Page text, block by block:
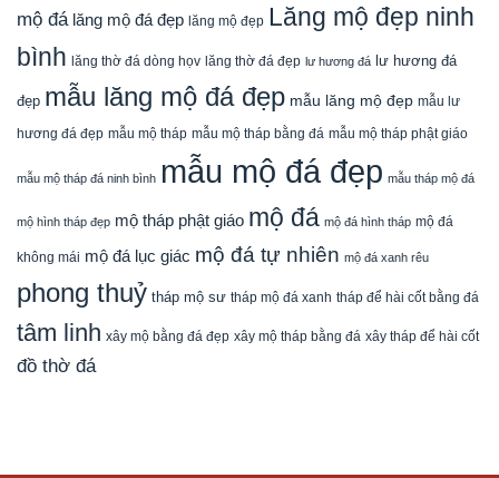
mộ đá lăng mộ đá đẹp lăng mộ đẹp Lăng mộ đẹp ninh
bình lăng thờ đá dòng họv lăng thờ đá đẹp lư hương đá lư hương đá
đẹp mẫu lăng mộ đá đẹp mẫu lăng mộ đẹp mẫu lư
hương đá đẹp mẫu mộ tháp mẫu mộ tháp bằng đá mẫu mộ tháp phật giáo
mẫu mộ tháp đá ninh bình mẫu mộ đá đẹp mẫu tháp mộ đá
mộ hình tháp đẹp mộ tháp phật giáo mộ đá mộ đá hình tháp mộ đá
không mái mộ đá lục giác mộ đá tự nhiên mộ đá xanh rêu
phong thuỷ tháp mộ sư tháp mộ đá xanh tháp để hài cốt bằng đá
tâm linh xây mộ bằng đá đẹp xây mộ tháp bằng đá xây tháp để hài cốt
đồ thờ đá